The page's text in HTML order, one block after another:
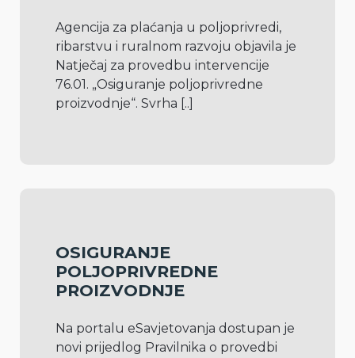
Agencija za plaćanja u poljoprivredi,
ribarstvu i ruralnom razvoju objavila je
Natječaj za provedbu intervencije
76.01. „Osiguranje poljoprivredne
proizvodnje“. Svrha [..]
OSIGURANJE
POLJOPRIVREDNE
PROIZVODNJE
Na portalu eSavjetovanja dostupan je
novi prijedlog Pravilnika o provedbi